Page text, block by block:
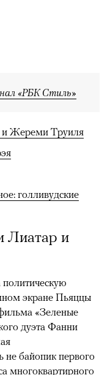
«РБК Стиль»
и Жереми Труиля
голливудские
Лиатар и
экране Пьяццы
«Зеленые
дуэта Фанни
байопик первого
многоквартирного